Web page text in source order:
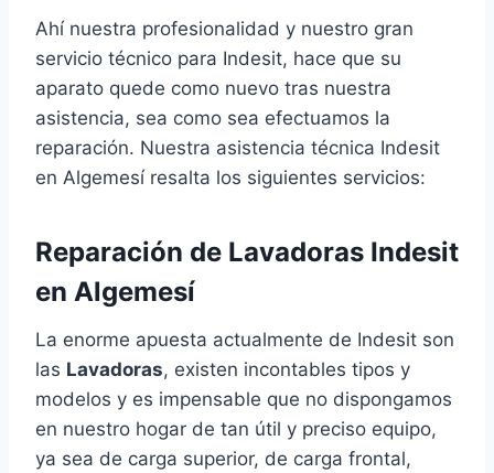
Ahí nuestra profesionalidad y nuestro gran
servicio técnico para Indesit, hace que su
aparato quede como nuevo tras nuestra
asistencia, sea como sea efectuamos la
reparación. Nuestra asistencia técnica Indesit
en Algemesí resalta los siguientes servicios:
Reparación de Lavadoras Indesit
en Algemesí
La enorme apuesta actualmente de Indesit son
las Lavadoras, existen incontables tipos y
modelos y es impensable que no dispongamos
en nuestro hogar de tan útil y preciso equipo,
ya sea de carga superior, de carga frontal,